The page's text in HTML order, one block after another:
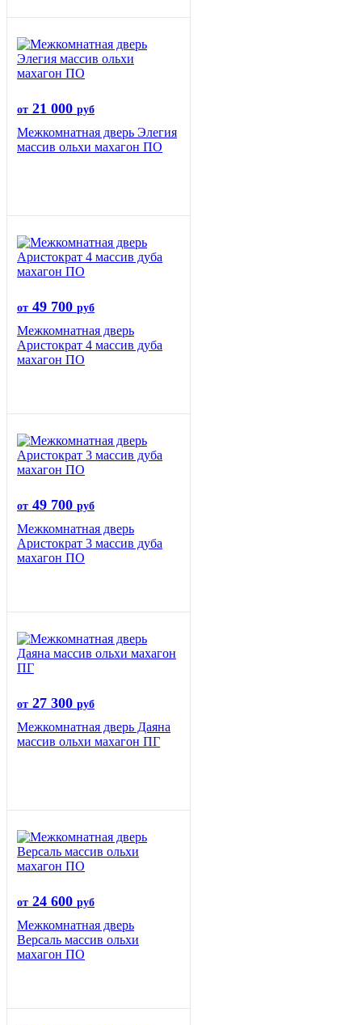
от 21 000 руб
Межкомнатная дверь Элегия
массив ольхи махагон ПО
от 49 700 руб
Межкомнатная дверь
Аристократ 4 массив дуба
махагон ПО
от 49 700 руб
Межкомнатная дверь
Аристократ 3 массив дуба
махагон ПО
от 27 300 руб
Межкомнатная дверь Даяна
массив ольхи махагон ПГ
от 24 600 руб
Межкомнатная дверь
Версаль массив ольхи
махагон ПО